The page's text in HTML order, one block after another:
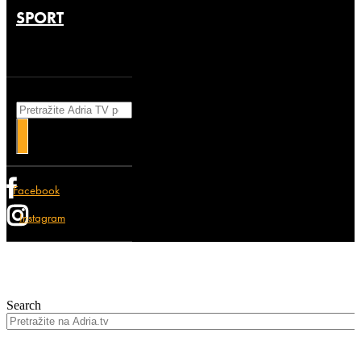
SPORT
Facebook
Instagram
Search